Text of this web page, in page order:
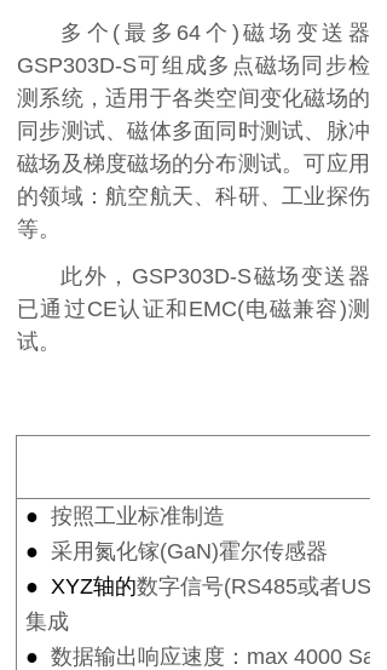
多个 ( 最多 64 个 ) 磁场变送器
GSP303D-S可组成多点磁场同步检
测系统，适用于各类空间变化磁场的
同步测试、磁体多面同时测试、脉冲
磁场及梯度磁场的分布测试。可应用
的领域：航空航天、科研、工业探伤
等。
此外， GSP303D-S磁场变送器
已通过CE认证和 EMC(电磁兼容)测
试。
● 按照工业标准制造
● 采用氮化镓(GaN)霍尔传感器
● XYZ轴的数字信号(RS485或者USB)
集成
● 数据输出响应速度： max 4000